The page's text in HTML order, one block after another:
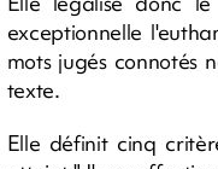
exceptionnelle
mots jugés connotés
texte.
Elle définit cinq